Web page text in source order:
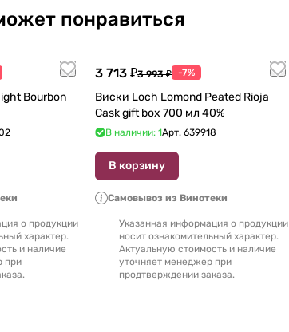
понравиться
Bourbon
о продукции
характер.
и наличие
при
3 713 ₽3 993 ₽ -7%
Виски Loch Lomond Peated Rioja
Cask gift box 700 мл 40%
В наличии: 1Арт. 639918
В корзину
Самовывоз из Винотеки
Указанная информация о продукции
носит ознакомительный характер.
Актуальную стоимость и наличие
уточняет менеджер при
продтверждении заказа.